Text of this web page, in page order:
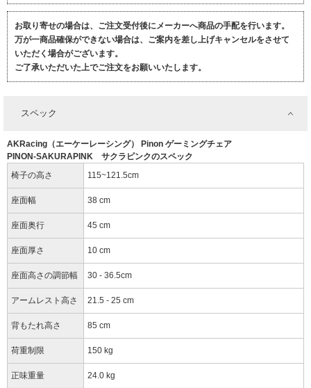
お取り寄せの場合は、ご注文受付後にメーカーへ商品の手配を行います。
万が一商品確保ができない場合は、ご案内を差し上げキャンセルをさせて
いただく場合がございます。
ご了承いただいた上でご注文をお願いいたします。
スペック
AKRacing（エーケーレーシング） Pinon ゲーミングチェア
PINON-SAKURAPINK サクラピンクのスペック
椅子の高さ
115~121.5cm
座面幅 38 cm
座面奥行 45 cm
座面厚さ 10 cm
座面高さの調節幅 30 - 36.5cm
アームレスト高さ 21.5 - 25 cm
背もたれ高さ 85 cm
荷重制限 150 kg
正味重量 24.0 kg